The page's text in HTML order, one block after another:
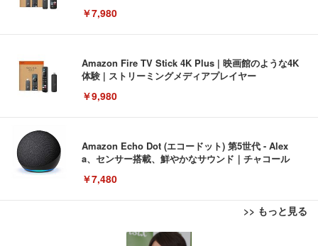
￥7,980
Amazon Fire TV Stick 4K Plus | 映画館のような4K
体験 | ストリーミングメディアプレイヤー
￥9,980
Amazon Echo Dot (エコードット) 第5世代 - Alex
a、センサー搭載、鮮やかなサウンド｜チャコール
￥7,480
>> もっと見る
[EdoErgo] オフィスチェア 椅子 テレワーク 疲れな
EIZO ビジネス向けプレミアムモニター | FlexScan